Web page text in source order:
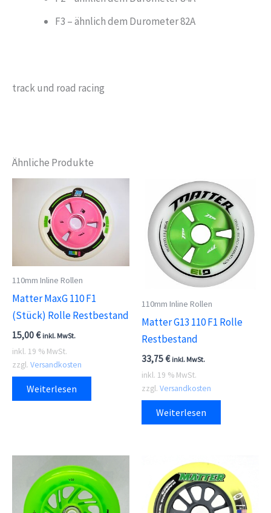
F3 – ähnlich dem Durometer 82A
track und road racing
Ähnliche Produkte
110mm Inline Rollen
Matter MaxG 110 F1
(Stück) Rolle Restbestand
15,00€ inkl. MwSt.
inkl. 19 % MwSt.
zzgl. Versandkosten
Weiterlesen
110mm Inline Rollen
Matter G13 110 F1 Rolle
Restbestand
33,75€ inkl. MwSt.
inkl. 19 % MwSt.
zzgl. Versandkosten
Weiterlesen